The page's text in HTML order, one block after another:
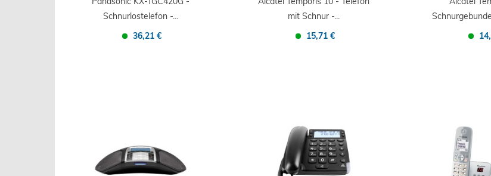
Schnurlostelefon -...
36,21 €
mit Schnur -...
15,71 €